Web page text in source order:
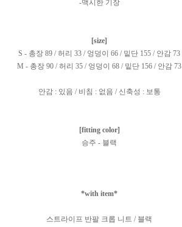
-맥시한 기장
[size]
S - 총장 89 / 허리 33 / 엉덩이 66 / 밑단 155 / 안감 73
M - 총장 90 / 허리 35 / 엉덩이 68 / 밑단 156 / 안감 73
안감 : 있음 / 비침 : 없음 / 신축성 : 보통
[fitting color]
승주 - 블랙
*with item*
스트라이프 반팔 크롭 니트 / 블랙